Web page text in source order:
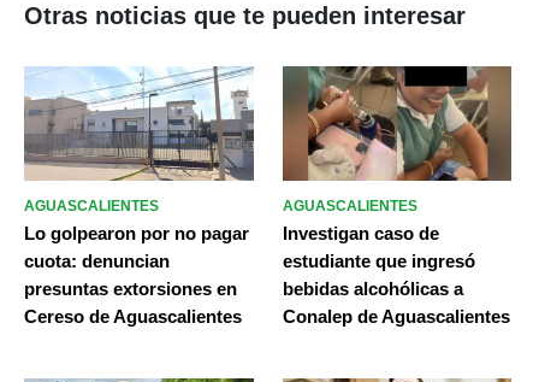
Otras noticias que te pueden interesar
AGUASCALIENTES
Lo golpearon por no pagar
cuota: denuncian
presuntas extorsiones en
Cereso de Aguascalientes
AGUASCALIENTES
Investigan caso de
estudiante que ingresó
bebidas alcohólicas a
Conalep de Aguascalientes